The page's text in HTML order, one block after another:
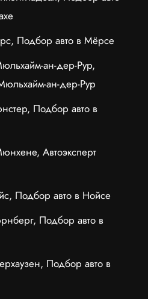
Подбор авто в Мёрсе
ан-дер-Рур,
ан-дер-Рур
Подбор авто в
Автоэксперт
Подбор авто в Нойсе
Подбор авто в
Подбор авто в